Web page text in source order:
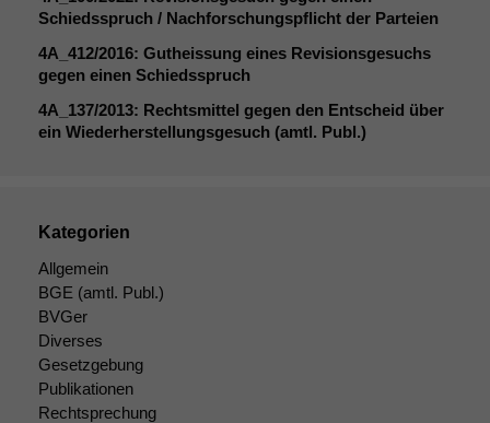
Schiedsspruch / Nachforschungspflicht der Parteien
4A_412/2016: Gutheissung eines Revisionsgesuchs
gegen einen Schiedsspruch
4A_137/2013: Rechtsmittel gegen den Entscheid über
ein Wiederherstellungsgesuch (amtl. Publ.)
Kategorien
Allgemein
BGE (amtl. Publ.)
BVGer
Diverses
Gesetzgebung
Publikationen
Rechtsprechung
uns, unsere Website
zu verbessern.